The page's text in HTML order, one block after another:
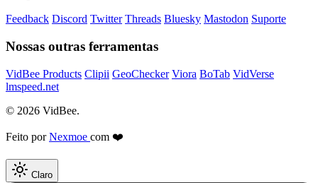
Feedback Discord Twitter Threads Bluesky Mastodon Suporte
Nossas outras ferramentas
VidBee Products Clipii GeoChecker Viora BoTab VidVerse
lmspeed.net
© 2026 VidBee.
Feito porNexmoe com ❤️
Claro